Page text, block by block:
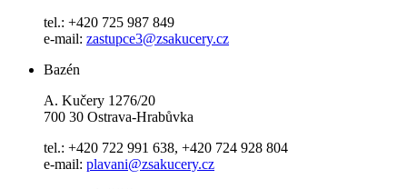
tel.: +420 725 987 849
e-mail: zastupce3@zsakucery.cz
Bazén
A. Kučery 1276/20
700 30 Ostrava-Hrabůvka
tel.: +420 722 991 638, +420 724 928 804
e-mail: plavani@zsakucery.cz